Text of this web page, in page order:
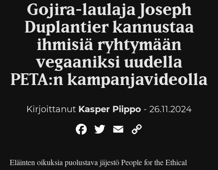
Gojira-laulaja Joseph
Duplantier kannustaa
ihmisiä ryhtymään
vegaaniksi uudella
PETA:n kampanjavideolla
Kirjoittanut Kasper Piippo - 26.11.2024
FacebookTwitterEmail
Eläinten oikuksia puolustava jäjestö People for the Ethical